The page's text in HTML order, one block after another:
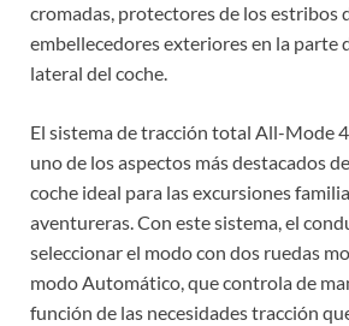
cromadas, protectores de los estribos
embellecedores exteriores en la parte
lateral del coche.
El sistema de tracción total All-Mode
uno de los aspectos más destacados
coche ideal para las excursiones
aventureras. Con este sistema, el
seleccionar el modo con dos ruedas
modo Automático, que controla de
función de las necesidades tracción